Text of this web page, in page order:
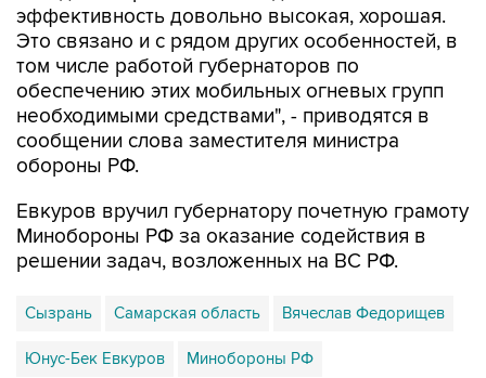
эффективность довольно высокая, хорошая.
Это связано и с рядом других особенностей, в
том числе работой губернаторов по
обеспечению этих мобильных огневых групп
необходимыми средствами", - приводятся в
сообщении слова заместителя министра
обороны РФ.
Евкуров вручил губернатору почетную грамоту
Минобороны РФ за оказание содействия в
решении задач, возложенных на ВС РФ.
Сызрань Самарская область Вячеслав Федорищев
Юнус-Бек Евкуров Минобороны РФ